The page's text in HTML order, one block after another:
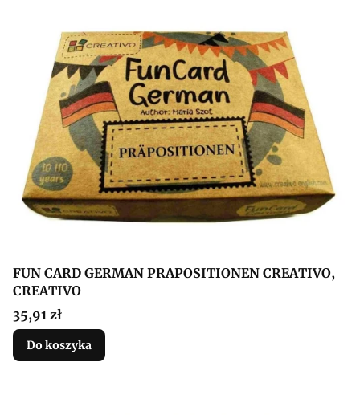
FUN CARD GERMAN PRAPOSITIONEN CREATIVO,
CREATIVO
Cena
35,91 zł
Do koszyka